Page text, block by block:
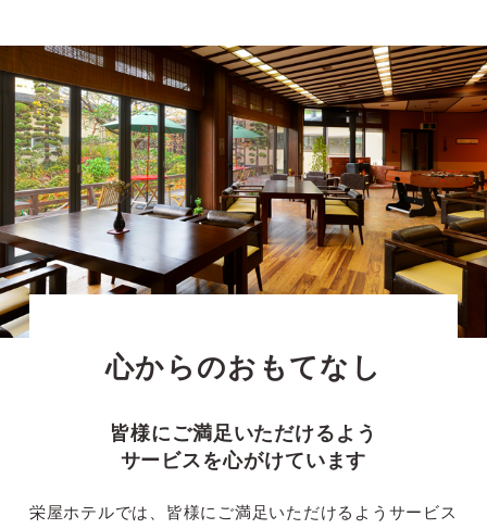
心からのおもてなし
皆様にご満足いただけるよう
サービスを心がけています
栄屋ホテルでは、皆様にご満足いただけるようサービス